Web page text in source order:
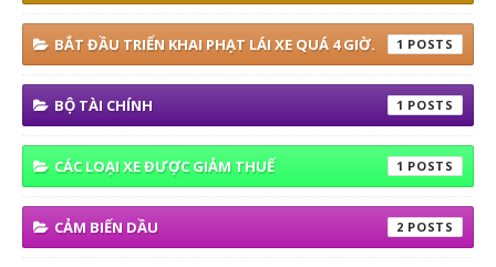
BẮT ĐẦU TRIỂN KHAI PHẠT LÁI XE QUÁ 4 GIỜ. 1
BỘ TÀI CHÍNH 1
CÁC LOẠI XE ĐƯỢC GIẢM THUẾ 1
CẢM BIẾN DẦU 2